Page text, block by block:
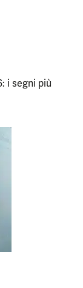
i segni più